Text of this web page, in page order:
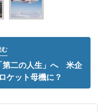
む
第二の人生」へ 米企
ケット母機に？